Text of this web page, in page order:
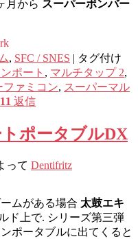
月から スーパーボンバー
, SFC / SNES | タグ付け
ポート , マルチタップ 2,
ファミコン, スーパーマル
11 返信
ポータブルDX
って Dentifritz
ムがある場合 太鼓エキ
ド上で. シリーズ第三弾
ポータブルに出てくると